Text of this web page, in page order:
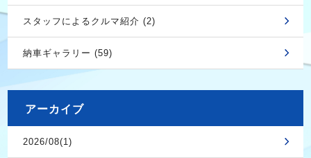
スタッフによるクルマ紹介 (2)
納車ギャラリー (59)
アーカイブ
2026/08(1)